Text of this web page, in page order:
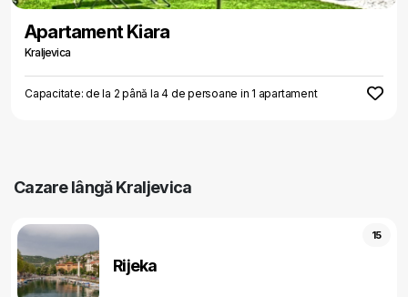
Apartament Kiara
Kraljevica
Capacitate: de la 2 până la 4 de persoane in 1 apartament
Cazare lângă Kraljevica
Rijeka
15